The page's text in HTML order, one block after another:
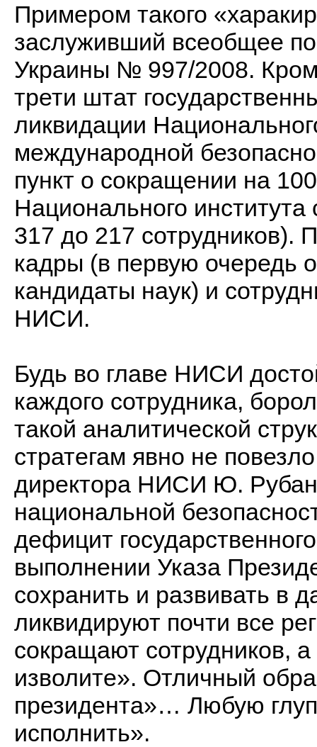
Примером такого
заслуживший всеобщее
Украины № 997/2008.
трети штат
ликвидации
международной
пункт о сокращении на
Национального института
317 до 217 сотрудников).
кадры (в первую очередь
кандидаты наук) и
НИСИ.
Будь во главе НИСИ
каждого сотрудника,
такой аналитической
стратегам явно не
директора НИСИ Ю.
национальной
дефицит
выполнении Указа
сохранить и развивать в
ликвидируют почти все
сокращают сотрудников,
изволите». Отличный
президента»… Любую
исполнить».